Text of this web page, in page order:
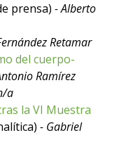
prensa) - Alberto
Retamar
del cuerpo-
Ramírez
a
la VI Muestra
- Gabriel